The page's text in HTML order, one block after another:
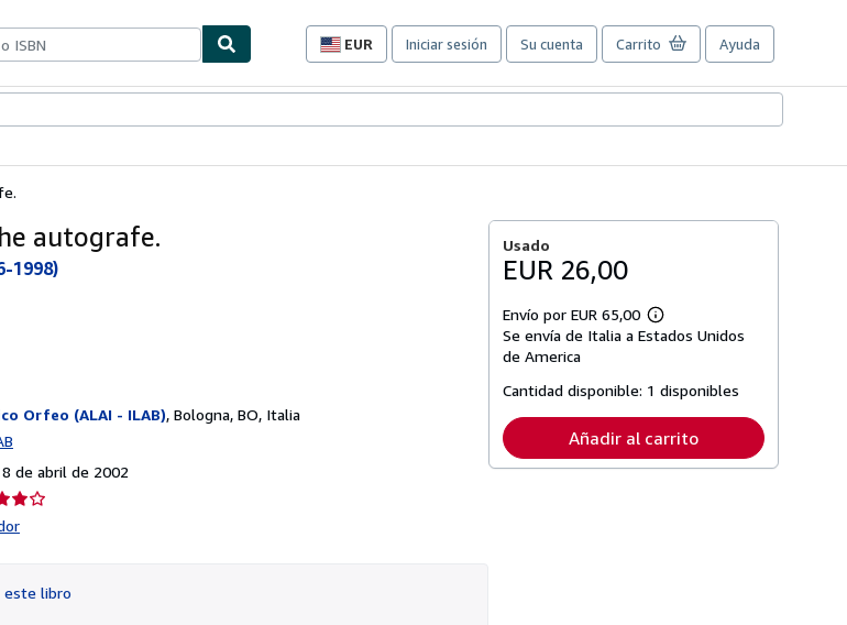
EUR
Preferencias
compra
sitio.
Iniciar sesión Su cuenta Carrito Ayuda
autografe.
1998)
Orfeo (ALAI - ILAB), Bologna, BO, Italia
de abril de 2002
este libro
Usado
EUR 26,00
Envío por EUR 65,00
Más
información
tarifas
envío
Se envía de Italia a Estados Unidos
de America
Cantidad disponible: 1 disponibles
Añadir al carrito